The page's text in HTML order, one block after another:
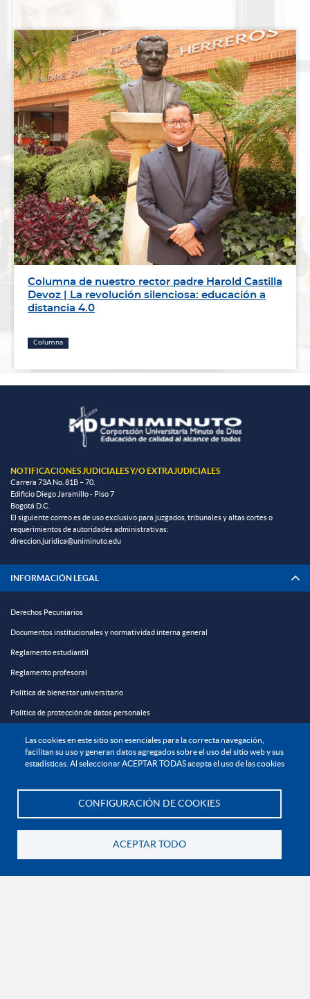
Las cookies en este sitio son esenciales para la correcta navegación,
facilitan su uso y generan datos agregados sobre el uso del sitio web y sus
estadísticas. Al seleccionar ACEPTAR TODAS acepta el uso de las cookies
CONFIGURACIÓN DE COOKIES
ACEPTAR TODO
Columna de nuestro rector padre Harold Castilla
Devoz | La revolución silenciosa: educación a
distancia 4.0
Columna
NOTIFICACIONES JUDICIALES Y/O EXTRAJUDICIALES
Carrera 73A No. 81B – 70.
Edificio Diego Jaramillo - Piso 7
Bogotá D.C.
El siguiente correo es de uso exclusivo para juzgados, tribunales y altas cortes o
requerimientos de autoridades administrativas:
direccion.juridica@uniminuto.edu
INFORMACIÓN LEGAL
Derechos Pecuniarios
Documentos institucionales y normatividad interna general
Reglamento estudiantil
Reglamento profesoral
Política de bienestar universitario
Política de protección de datos personales